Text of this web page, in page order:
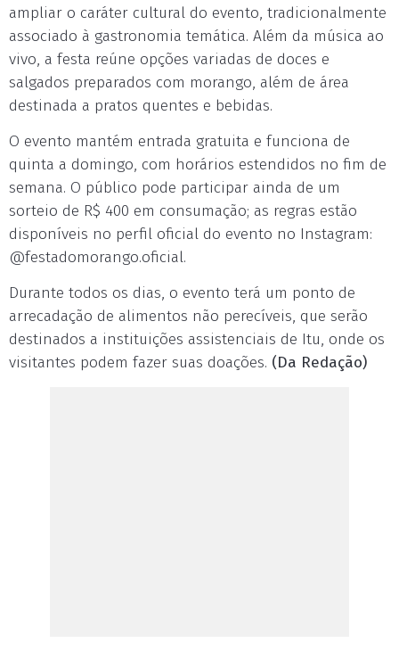
ampliar o caráter cultural do evento, tradicionalmente
associado à gastronomia temática. Além da música ao
vivo, a festa reúne opções variadas de doces e
salgados preparados com morango, além de área
destinada a pratos quentes e bebidas.
O evento mantém entrada gratuita e funciona de
quinta a domingo, com horários estendidos no fim de
semana. O público pode participar ainda de um
sorteio de R$ 400 em consumação; as regras estão
disponíveis no perfil oficial do evento no Instagram:
@festadomorango.oficial.
Durante todos os dias, o evento terá um ponto de
arrecadação de alimentos não perecíveis, que serão
destinados a instituições assistenciais de Itu, onde os
visitantes podem fazer suas doações. (Da Redação)